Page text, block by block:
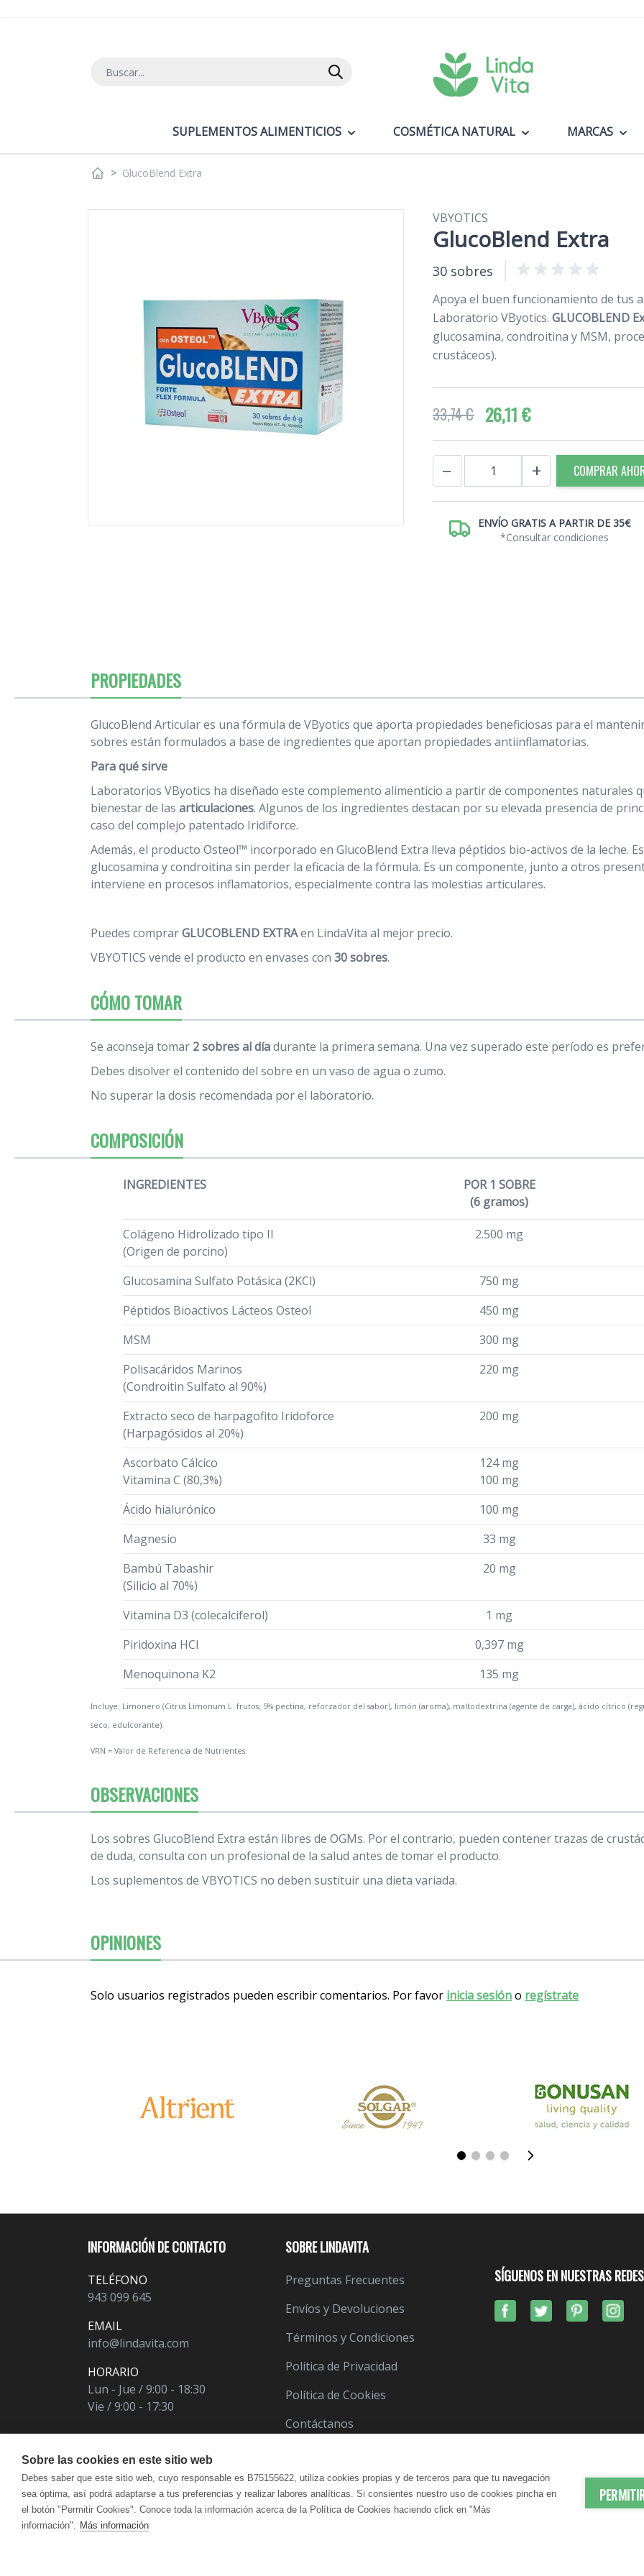
Buscar
SUPLEMENTOS ALIMENTICIOS COSMÉTICA NATURAL MARCAS
> GlucoBlend Extra
VBYOTICS
GlucoBlend Extra
30 sobres
Apoya el buen funcionamiento de tus
Laboratorio VByotics. GLUCOBLEND
glucosamina, condroitina y MSM,
crustáceos).
33,74 € 26,11 €
− + COMPRAR
ENVÍO GRATIS A PARTIR DE 35€
*Consultar condiciones
PROPIEDADES
GlucoBlend Articular es una fórmula de VByotics que aporta propiedades beneficiosas para el
sobres están formulados a base de ingredientes que aportan propiedades antiinflamatorias.
Para qué sirve
Laboratorios VByotics ha diseñado este complemento alimenticio a partir de componentes naturales
bienestar de las articulaciones. Algunos de los ingredientes destacan por su elevada presencia de
caso del complejo patentado Iridiforce.
Además, el producto Osteol™ incorporado en GlucoBlend Extra lleva péptidos bio-activos de la leche.
glucosamina y condroitina sin perder la eficacia de la fórmula. Es un componente, junto a otros
interviene en procesos inflamatorios, especialmente contra las molestias articulares.
Puedes comprarGLUCOBLEND EXTRAen LindaVita al mejor precio.
VBYOTICS vende el producto en envases con 30 sobres.
CÓMO TOMAR
Se aconseja tomar 2 sobres al díadurante la primera semana. Una vez superado este período es
Debes disolver el contenido del sobre en un vaso de agua o zumo.
No superar la dosis recomendada por el laboratorio.
COMPOSICIÓN
INGREDIENTES
POR 1 SOBRE
(6 gramos)
Colágeno Hidrolizado tipo II
(Origen de porcino)
2.500 mg
Glucosamina Sulfato Potásica (2KCl)
750 mg
Péptidos Bioactivos Lácteos Osteol
450 mg
MSM
300 mg
Polisacáridos Marinos
(Condroitin Sulfato al 90%)
220 mg
Extracto seco de harpagofito Iridoforce
(Harpagósidos al 20%)
200 mg
Ascorbato Cálcico
Vitamina C (80,3%)
124 mg
100 mg
Ácido hialurónico
100 mg
Magnesio
33 mg
Bambú Tabashir
(Silicio al 70%)
20 mg
Vitamina D3 (colecalciferol)
1 mg
Piridoxina HCI
0,397 mg
Menoquinona K2
135 mg
Incluye: Limonero (Citrus Limonum L. frutos, 5% pectina, reforzador del sabor), limón (aroma), maltodextrina (agente de carga), ácido cítrico
seco, edulcorante).
VRN = Valor de Referencia de Nutrientes.
OBSERVACIONES
Los sobres GlucoBlend Extra están libres de OGMs. Por el contrario, pueden contener trazas de
de duda, consulta con un profesional de la salud antes de tomar el producto.
Los suplementos de VBYOTICS no deben sustituir una dieta variada.
OPINIONES
Solo usuarios registrados pueden escribir comentarios. Por favor inicia sesióno regístrate
INFORMACIÓN DE CONTACTO
TELÉFONO
943 099 645
EMAIL
info@lindavita.com
HORARIO
Lun - Jue / 9:00 - 18:30
Vie / 9:00 - 17:30
SOBRE LINDAVITA
Preguntas Frecuentes
Envíos y Devoluciones
Términos y Condiciones
Política de Privacidad
Política de Cookies
Contáctanos
SÍGUENOS EN NUESTRAS
© 2012-2026 LindaVita - Todos los derechos
Sobre las cookies en este sitio web
Debes saber que este sitio web, cuyo responsable es B75155622, utiliza cookies propias y de terceros para que tu navegación
sea óptima, así podrá adaptarse a tus preferencias y realizar labores analíticas. Si consientes nuestro uso de cookies pincha en
el botón "Permitir Cookies". Conoce toda la información acerca de la Política de Cookies haciendo click en "Más
información". Más información